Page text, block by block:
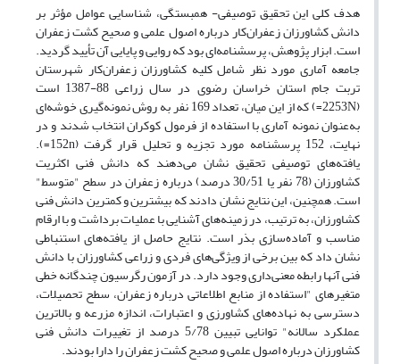
هدف کلی این تحقیق توصیفی- همبستگی، شناسایی عوامل مؤثر بر
دانش کشاورزان زعفران‌کار درباره اصول علمی و صحیح کشت زعفران
است. ابزار پژوهش، پرسشنامه‌ای بود که روایی و پایایی آن تأیید گردید.
جامعه آماری مورد نظر شامل کلیه کشاورزان زعفران‌کار شهرستان
تربت جام استان خراسان رضوی در سال زراعی 88-1387 است
(2253N=) که از این میان، تعداد 169 نفر به روش نمونه‌گیری خوشه‌ای
به‌عنوان نمونه آماری با استفاده از فرمول کوکران انتخاب شدند و در
نهایت، 152 پرسشنامه مورد تجزیه و تحلیل قرار گرفت (152n=).
یافته‌های توصیفی تحقیق نشان می‌دهند که دانش فنی اکثریت
کشاورزان (78 نفر یا 30/51 درصد) درباره زعفران در سطح "متوسط"
است. همچنین، این نتایج نشان دادند که بیشترین و کمترین دانش فنی
کشاورزان، به ترتیب، در زمینه‌‌های آشنایی با عملیات برداشت و با ارقام
مناسب و آماده‌سازی بذر است. نتایج حاصل از یافته‌های استنباطی
نشان داد که بین برخی از ویژگی‌های فردی و زراعی کشاورزان با دانش
فنی آنها رابطه معنی‌داری وجود دارد. در آزمون رگرسیون چندگانه خطی
متغیر‌های "استفاده از منابع اطلاعاتی درباره زعفران‏، سطح تحصیلات،
دسترسی به نهاده‌های کشاورزی و اعتبارات، اندازه مزرعه و بالاترین
عملکرد سالانه" توانایی تبیین 5/78 درصد از تغییرات دانش فنی
کشاورزان درباره اصول علمی و صحیح کشت زعفران را دارا بودند.